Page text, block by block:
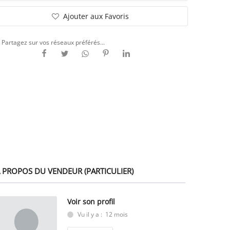
Ajouter aux Favoris
sur vos réseaux préférés...
PROPOS DU VENDEUR (PARTICULIER)
Voir son profil
Vu il y a : 12 mois